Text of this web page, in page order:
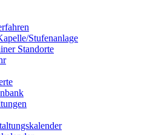
Stufenanlage
Standorte